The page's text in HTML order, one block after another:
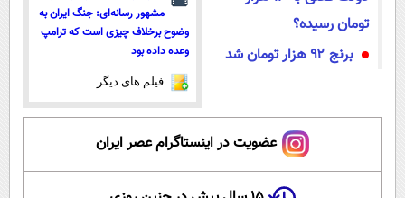
تومان رسیده؟
برنج ۹۲ هزار تومان شد
مشهور رسانه‌ای: جنگ ایران به
وضوح برخلاف چیزی است که ترامپ
وعده داده بود
فیلم های دیگر
عضویت در اینستاگرام عصر ایران